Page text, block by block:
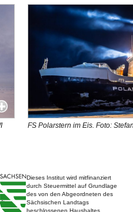
FS Polarstern im Eis. Foto:
Dieses Institut wird mitfinanziert
durch Steuermittel auf Grundlage
des von den Abgeordneten des
Sächsischen Landtags
beschlossenen Haushaltes.